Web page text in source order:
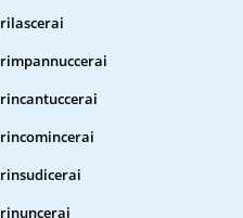
rilascerai
rimpannuccerai
rincantuccerai
rincomincerai
rinsudicerai
rinuncerai